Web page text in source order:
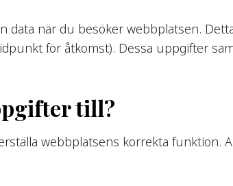
data när du besöker webbplatsen.
för åtkomst). Dessa uppgifter
till?
webbplatsens korrekta funktion.